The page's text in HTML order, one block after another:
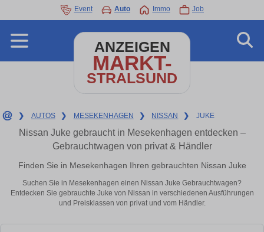
Event Auto Immo Job
ANZEIGEN
MARKT-
STRALSUND
❯ AUTOS ❯ MESEKENHAGEN ❯ NISSAN ❯ JUKE
Nissan Juke gebraucht in Mesekenhagen entdecken –
Gebrauchtwagen von privat & Händler
Finden Sie in Mesekenhagen Ihren gebrauchten Nissan Juke
Suchen Sie in Mesekenhagen einen Nissan Juke Gebrauchtwagen?
Entdecken Sie gebrauchte Juke von Nissan in verschiedenen Ausführungen
und Preisklassen von privat und vom Händler.